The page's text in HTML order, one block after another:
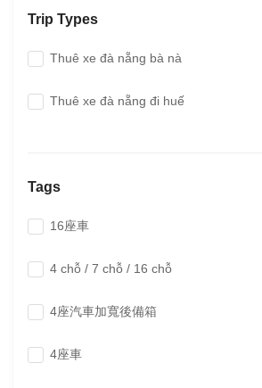
Trip Types
Thuê xe đà nẵng bà nà
Thuê xe đà nẵng đi huế
Tags
16座車
4 chỗ / 7 chỗ / 16 chỗ
4座汽車加寬後備箱
4座車